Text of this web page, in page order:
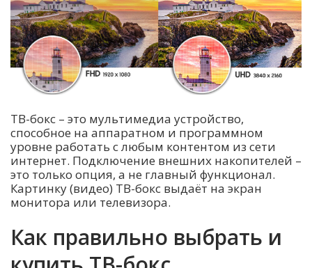
ТВ-бокс – это мультимедиа устройство,
способное на аппаратном и программном
уровне работать с любым контентом из сети
интернет. Подключение внешних накопителей –
это только опция, а не главный функционал.
Картинку (видео) ТВ-бокс выдаёт на экран
монитора или телевизора.
Как правильно выбрать и